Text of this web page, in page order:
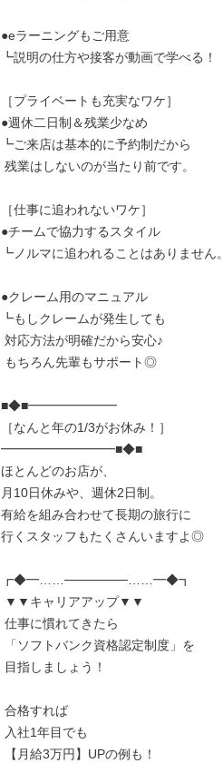
●eラーニングもご用意
┗説明の仕方や接客が動画で学べる！
［プライベートも充実なワケ］
●週休二日制＆残業少なめ
┗ご来店は基本的に予約制だから
［仕事に追われないワケ］
●チームで協力するスタイル
┗ノルマに追われることはありません。
●クレーム用のマニュアル
┗もしクレームが発生しても
■◆■━━━━━━━
［なんと年の1/3がお休み！］
━━━━━━━━━■◆■
ほとんどのお店が、
月10日休みや、週休2日制。
有給を組み合わせて長期の旅行に
行くスタッフもたくさんいますよ◎
┏◆━……───────……━◆┓